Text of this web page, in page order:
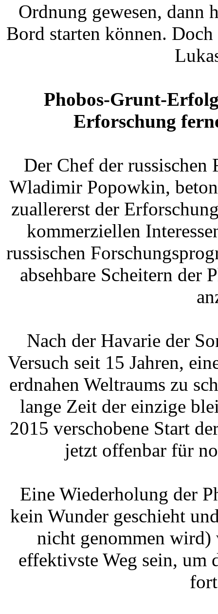
Ordnung gewesen, dann
Bord starten können.
Phobos-Grunt-
Erforschung
Der Chef der russischen
Wladimir Popowkin,
zuallererst der
kommerziellen
russischen
absehbare Scheitern der
Nach der Havarie der
Versuch seit 15 Jahren,
erdnahen Weltraums zu
lange Zeit der einzige
2015 verschobene Start
jetzt offenbar für
Eine Wiederholung der
kein Wunder geschieht
nicht genommen
effektivste Weg sein, um